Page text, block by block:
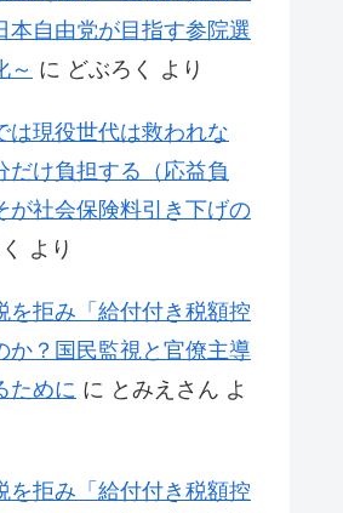
本自由党が目指す参院選
～ に どぶろく より
は現役世代は救われな
だけ負担する（応益負
が社会保険料引き下げの
より
を拒み「給付付き税額控
か？国民監視と官僚主導
ために に とみえさん よ
を拒み「給付付き税額控